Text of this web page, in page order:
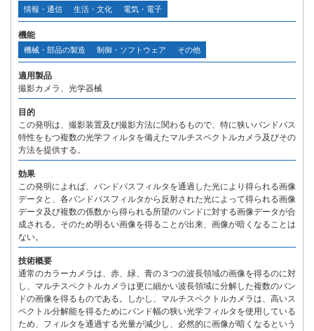
情報・通信 生活・文化 電気・電子
機能
機械・部品の製造 制御・ソフトウェア その他
適用製品
撮影カメラ、光学器械
目的
この発明は、撮影装置及び撮影方法に関わるもので、特に狭いバンドパス
特性をもつ複数の光学フィルタを備えたマルチスペクトルカメラ及びその
方法を提供する。
効果
この発明によれば、バンドパスフィルタを通過した光により得られる画像
データと、各バンドパスフィルタから反射された光によって得られる画像
データ及び複数の係数から得られる所望のバンドに対する画像データが合
成される。そのため明るい画像を得ることが出来、画像が暗くなることは
ない。
技術概要
通常のカラーカメラは、赤、緑、青の３つの波長領域の画像を得るのに対
し、マルチスペクトルカメラは更に細かい波長領域に分解した複数のバン
ドの画像を得るものである。しかし、マルチスペクトルカメラは、高いス
ペクトル分解能を得るためにバンド幅の狭い光学フィルタを使用している
ため、フィルタを通過する光量が減少し、必然的に画像が暗くなるという